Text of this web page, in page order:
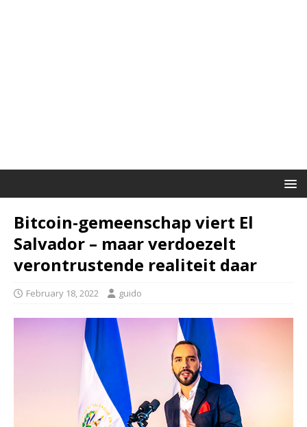
Bitcoin-gemeenschap viert El
Salvador – maar verdoezelt
verontrustende realiteit daar
February 18, 2022 guido